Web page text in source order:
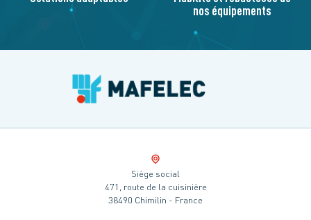
nos équipements
Siège social
471, route de la cuisinière
38490 Chimilin - France